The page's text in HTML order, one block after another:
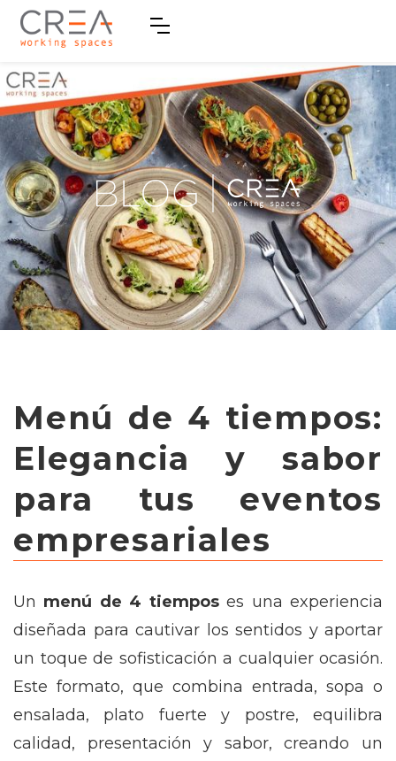
Menú de 4 tiempos:
Elegancia y sabor
para tus eventos
empresariales
Un menú de 4 tiemposes una experiencia
diseñada para cautivar los sentidos y aportar
un toque de sofisticación a cualquier ocasión.
Este formato, que combina entrada, sopa o
ensalada, plato fuerte y postre, equilibra
calidad, presentación y sabor, creando un